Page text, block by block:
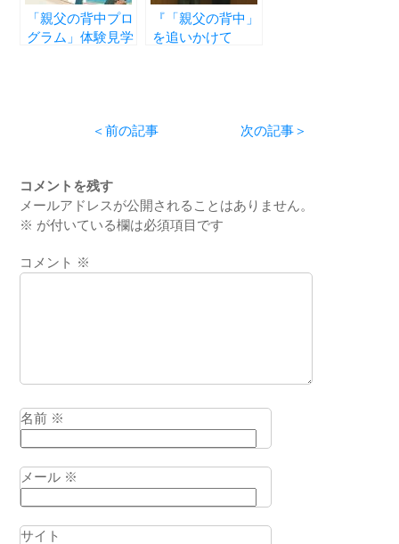
「親父の背中プロ
グラム」体験見学
『「親父の背中」
を追いかけて
＜前の記事 次の記事＞
コメントを残す
メールアドレスが公開されることはありません。
※ が付いている欄は必須項目です
コメント ※
名前 ※
メール ※
サイト